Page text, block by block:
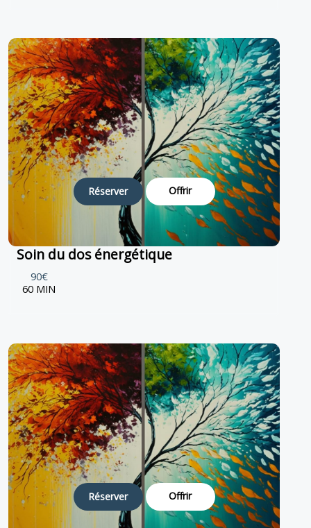
Réserver Offrir
Soin du dos énergétique
90€
60 MIN
Réserver Offrir